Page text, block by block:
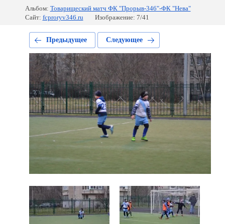
Альбом: Товарищеский матч ФК "Прорыв-346"-ФК "Нева"
Сайт: fcproryv346.ru Изображение: 7/41
Предыдущее Следующее